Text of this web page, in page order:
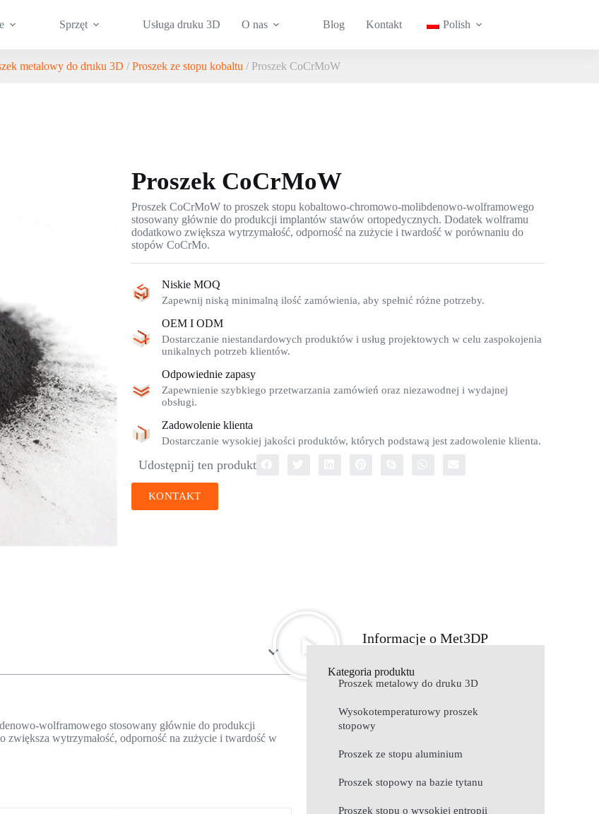
Sprzęt Usługa druku 3D O nas Blog Kontakt Polish
metalowy do druku 3D / Proszek ze stopu kobaltu / Proszek CoCrMoW
Proszek CoCrMoW
Proszek CoCrMoW to proszek stopu kobaltowo-chromowo-molibdenowo-wolframowego
stosowany głównie do produkcji implantów stawów ortopedycznych. Dodatek wolframu
dodatkowo zwiększa wytrzymałość, odporność na zużycie i twardość w porównaniu do
stopów CoCrMo.
Niskie MOQ
Zapewnij niską minimalną ilość zamówienia, aby spełnić różne potrzeby.
OEM I ODM
Dostarczanie niestandardowych produktów i usług projektowych w celu zaspokojenia
unikalnych potrzeb klientów.
Odpowiednie zapasy
Zapewnienie szybkiego przetwarzania zamówień oraz niezawodnej i wydajnej
obsługi.
Zadowolenie klienta
Dostarczanie wysokiej jakości produktów, których podstawą jest zadowolenie klienta.
Udostępnij ten produkt
KONTAKT
wolframowego stosowany głównie do produkcji
wytrzymałość, odporność na zużycie i twardość w
Informacje o Met3DP
Kategoria produktu
Proszek metalowy do druku 3D
Wysokotemperaturowy proszek
stopowy
Proszek ze stopu aluminium
Proszek stopowy na bazie tytanu
Proszek stopu o wysokiej entropii